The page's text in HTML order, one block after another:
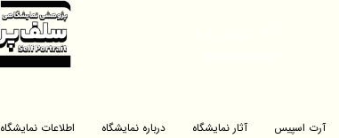
آرت اسپیس آثار نمایشگاه درباره نمایشگاه اطلاعات نمایشگاه